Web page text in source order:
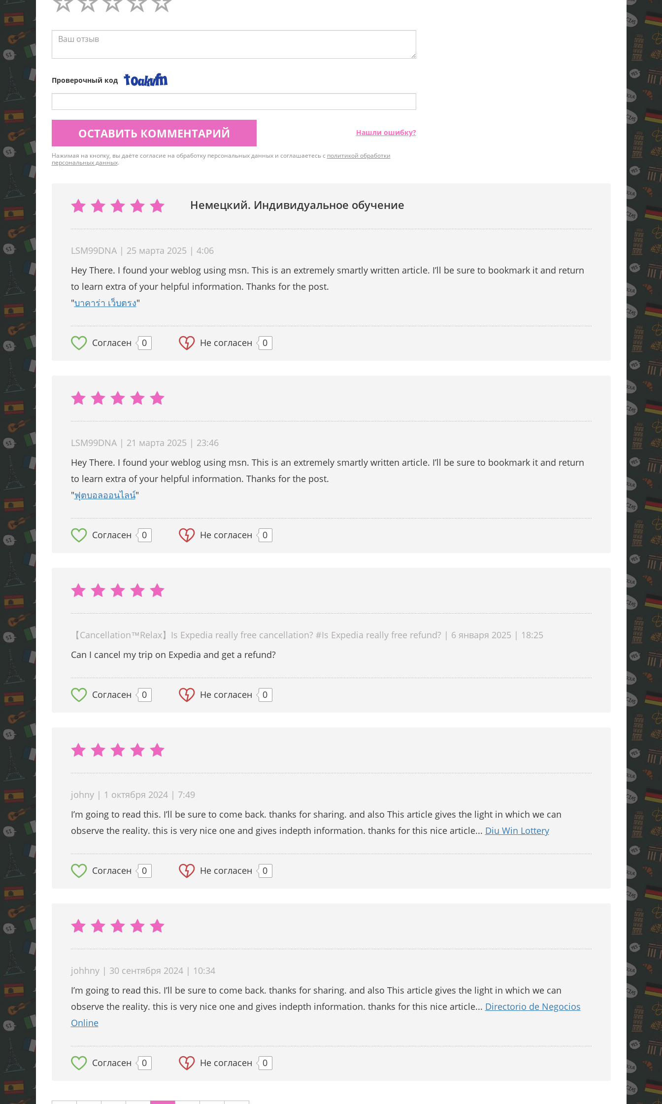
Проверочный код
ОСТАВИТЬ КОММЕНТАРИЙ Нашли ошибку?
Нажимая на кнопку, вы даёте согласие на обработку персональных данных и соглашаетесь с политикой обработки
персональных данных.
Немецкий. Индивидуальное обучение
LSM99DNA | 25 марта 2025 | 4:06
Hey There. I found your weblog using msn. This is an extremely smartly written article. I’ll be sure to bookmark it and return
to learn extra of your helpful information. Thanks for the post.
"บาคาร่า เว็บตรง"
Согласен 0 Не согласен 0
LSM99DNA | 21 марта 2025 | 23:46
Hey There. I found your weblog using msn. This is an extremely smartly written article. I’ll be sure to bookmark it and return
to learn extra of your helpful information. Thanks for the post.
"ฟุตบอลออนไลน์"
Согласен 0 Не согласен 0
【Cancellation™️Relax】Is Expedia really free cancellation? #Is Expedia really free refund? | 6 января 2025 | 18:25
Can I cancel my trip on Expedia and get a refund?
Согласен 0 Не согласен 0
johny | 1 октября 2024 | 7:49
I’m going to read this. I’ll be sure to come back. thanks for sharing. and also This article gives the light in which we can
observe the reality. this is very nice one and gives indepth information. thanks for this nice article... Diu Win Lottery
Согласен 0 Не согласен 0
johhny | 30 сентября 2024 | 10:34
I’m going to read this. I’ll be sure to come back. thanks for sharing. and also This article gives the light in which we can
observe the reality. this is very nice one and gives indepth information. thanks for this nice article... Directorio de Negocios
Online
Согласен 0 Не согласен 0